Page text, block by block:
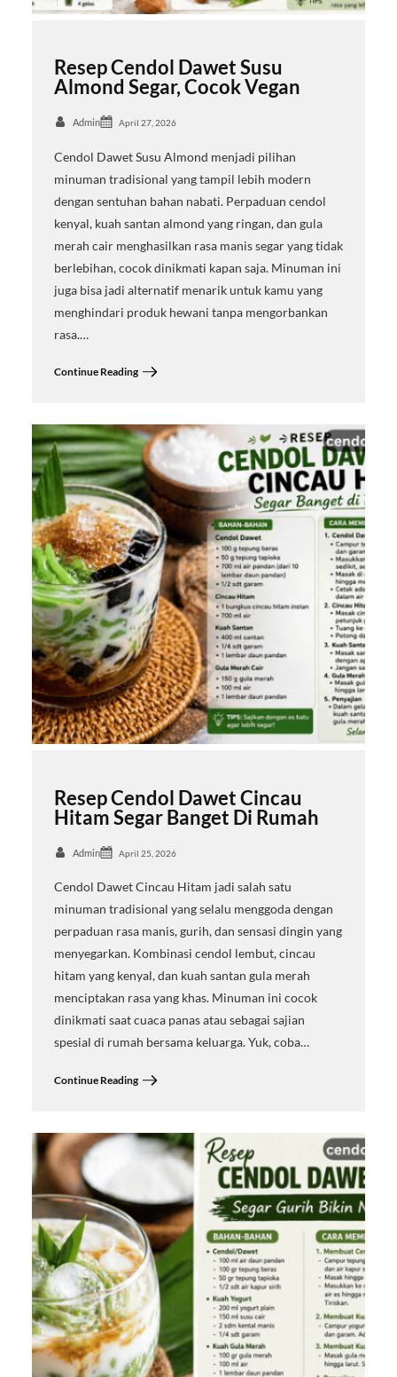
Resep Cendol Dawet Susu
Almond Segar, Cocok Vegan
Admin April 27, 2026
Cendol Dawet Susu Almond menjadi pilihan
minuman tradisional yang tampil lebih modern
dengan sentuhan bahan nabati. Perpaduan cendol
kenyal, kuah santan almond yang ringan, dan gula
merah cair menghasilkan rasa manis segar yang tidak
berlebihan, cocok dinikmati kapan saja. Minuman ini
juga bisa jadi alternatif menarik untuk kamu yang
menghindari produk hewani tanpa mengorbankan
rasa.…
Continue Reading
Resep Cendol Dawet Cincau
Hitam Segar Banget Di Rumah
Admin April 25, 2026
Cendol Dawet Cincau Hitam jadi salah satu
minuman tradisional yang selalu menggoda dengan
perpaduan rasa manis, gurih, dan sensasi dingin yang
menyegarkan. Kombinasi cendol lembut, cincau
hitam yang kenyal, dan kuah santan gula merah
menciptakan rasa yang khas. Minuman ini cocok
dinikmati saat cuaca panas atau sebagai sajian
spesial di rumah bersama keluarga. Yuk, coba…
Continue Reading